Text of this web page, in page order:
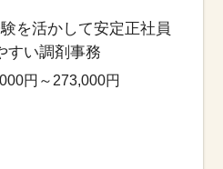
を活かして安定正社員
すい調剤事務
円～273,000円